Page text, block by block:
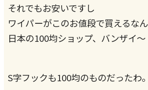
それでもお安いですし
ワイパーがこのお値段で買えるな
日本の100均ショップ、バンザイ〜
S字フックも100均のものだったわ。